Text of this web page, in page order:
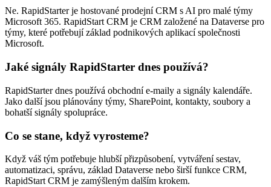
Ne. RapidStarter je hostované prodejní CRM s AI pro malé týmy
Microsoft 365. RapidStart CRM je CRM založené na Dataverse pro
týmy, které potřebují základ podnikových aplikací společnosti
Microsoft.
Jaké signály RapidStarter dnes používá?
RapidStarter dnes používá obchodní e-maily a signály kalendáře.
Jako další jsou plánovány týmy, SharePoint, kontakty, soubory a
bohatší signály spolupráce.
Co se stane, když vyrosteme?
Když váš tým potřebuje hlubší přizpůsobení, vytváření sestav,
automatizaci, správu, základ Dataverse nebo širší funkce CRM,
RapidStart CRM je zamýšleným dalším krokem.